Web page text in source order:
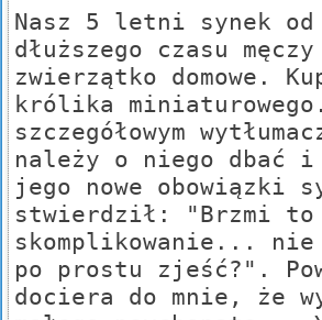
Nasz 5 letni synek od
dłuższego czasu
zwierzątko domowe.
królika
szczegółowym
należy o niego dbać
jego nowe obowiązki
stwierdził: "Brzmi
skomplikowanie... nie
po prostu zjeść?".
dociera do mnie, że